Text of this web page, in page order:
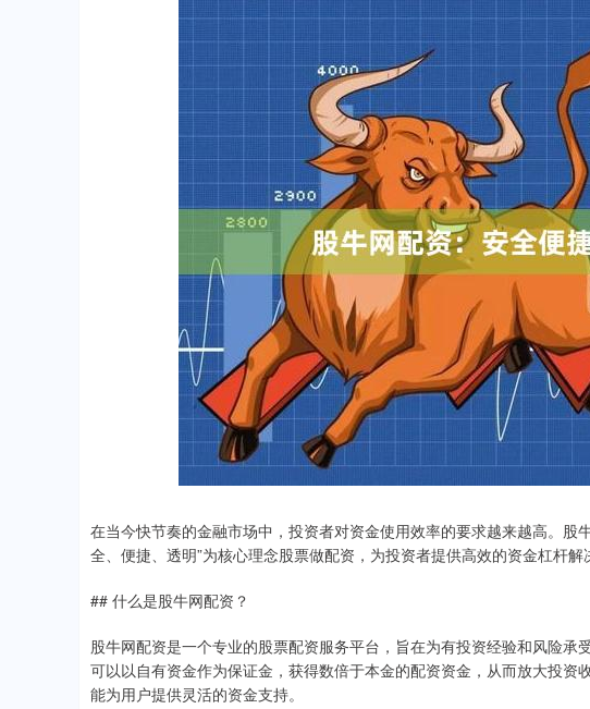
在当今快节奏的金融市场中，投资者对资金使用效率的要求越来越高。股
全、便捷、透明”为核心理念股票做配资，为投资者提供高效的资金杠杆解
## 什么是股牛网配资？
股牛网配资是一个专业的股票配资服务平台，旨在为有投资经验和风险
可以以自有资金作为保证金，获得数倍于本金的配资资金，从而放大投
能为用户提供灵活的资金支持。